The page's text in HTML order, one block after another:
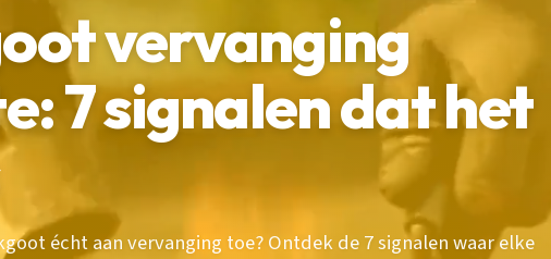
vervanging
7 signalen dat het
écht aan vervanging toe? Ontdek de 7 signalen waar elke